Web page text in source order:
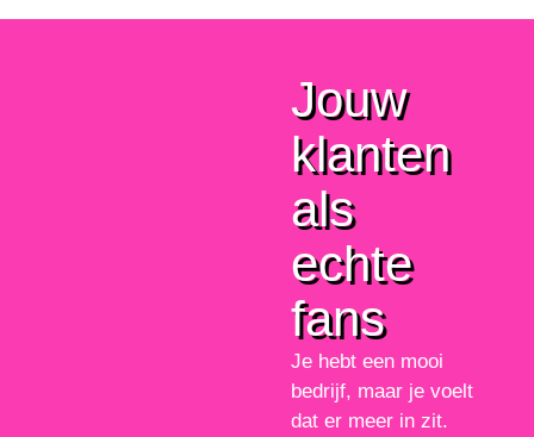
Jouw
klanten
als
echte
fans
Je hebt een mooi
bedrijf, maar je voelt
dat er meer in zit.